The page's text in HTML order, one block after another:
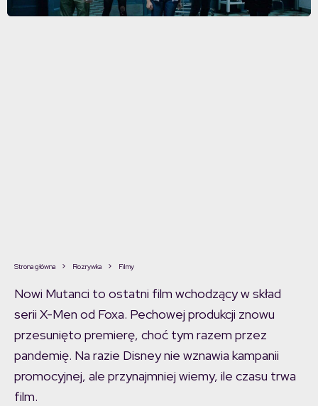
Strona główna Rozrywka Filmy
Nowi Mutanci to ostatni film wchodzący w skład
serii X-Men od Foxa. Pechowej produkcji znowu
przesunięto premierę, choć tym razem przez
pandemię. Na razie Disney nie wznawia kampanii
promocyjnej, ale przynajmniej wiemy, ile czasu trwa
film.